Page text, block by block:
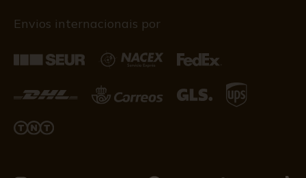
Envios internacionais por